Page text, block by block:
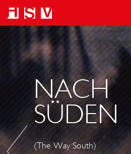
B
L
U
E
O
N
NACH
SÜDEN
(The Way South)